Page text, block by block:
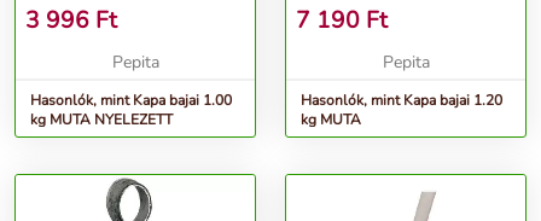
3 996 Ft
Pepita
Hasonlók, mint Kapa bajai 1.00
kg MUTA NYELEZETT
7 190 Ft
Pepita
Hasonlók, mint Kapa bajai 1.20
kg MUTA